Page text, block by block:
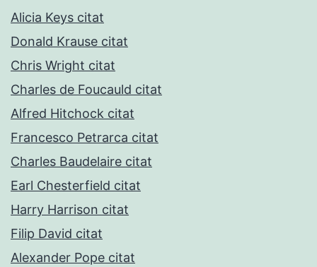
Alicia Keys citat
Donald Krause citat
Chris Wright citat
Charles de Foucauld citat
Alfred Hitchock citat
Francesco Petrarca citat
Charles Baudelaire citat
Earl Chesterfield citat
Harry Harrison citat
Filip David citat
Alexander Pope citat